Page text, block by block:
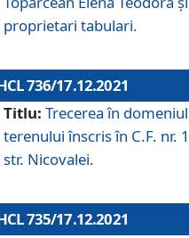
proprietari tabulari.
736/17.12.2021
Titlu: Trecerea în
terenului înscris în C.F. nr.
str. Nicovalei.
735/17.12.2021